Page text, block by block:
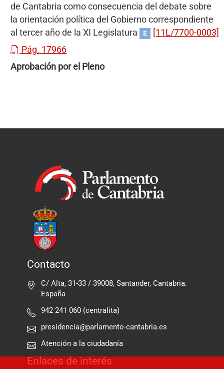
de Cantabria como consecuencia del debate sobre
la orientación política del Gobierno correspondiente
al tercer año de la XI Legislatura
E
[11L/7700-0003]
Pág. 17966
Aprobación por el Pleno
Contacto
C/ Alta, 31-33 / 39008, Santander, Cantabria.
España
942 241 060 (centralita)
presidencia@parlamento-cantabria.es
Atención a la ciudadanía
Enlaces de interés